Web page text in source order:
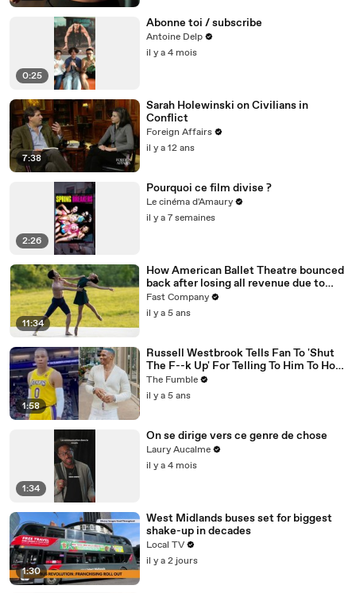
0:25
Abonne toi / subscribe
Antoine Delp
il y a 4 mois
7:38
Sarah Holewinski on Civilians in
Conflict
Foreign Affairs
il y a 12 ans
2:26
Pourquoi ce film divise ?
Le cinéma d'Amaury
il y a 7 semaines
11:34
How American Ballet Theatre bounced
back after losing all revenue due to
COVID
Fast Company
il y a 5 ans
1:58
Russell Westbrook Tells Fan To 'Shut
The F--k Up' For Telling To Him To How
To Play Better
The Fumble
il y a 5 ans
1:34
On se dirige vers ce genre de chose
Laury Aucalme
il y a 4 mois
1:30
West Midlands buses set for biggest
shake-up in decades
Local TV
il y a 2 jours